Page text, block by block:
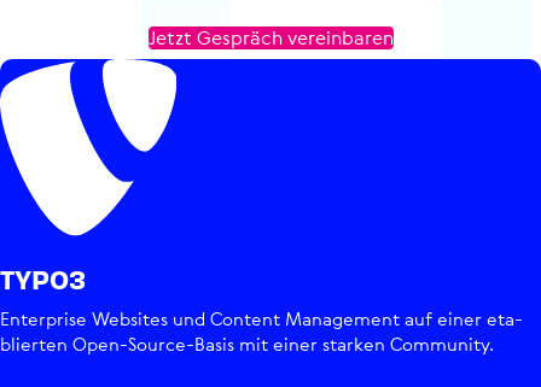
Jetzt Gespräch vereinbaren
TYPO3
Enter­prise Websites und Content Manage­ment auf einer eta­
blier­ten Open-Source-Basis mit einer starken Community.